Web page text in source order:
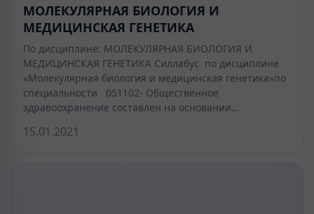
МОЛЕКУЛЯРНАЯ БИОЛОГИЯ И
МЕДИЦИНСКАЯ ГЕНЕТИКА
По дисциплине: МОЛЕКУЛЯРНАЯ БИОЛОГИЯ И
МЕДИЦИНСКАЯ ГЕНЕТИКА Силлабус по дисциплине
«Молекулярная биология и медицинская генетика»по
специальности 051102- Общественное
здравоохранение составлен на основании…
15.01.2021